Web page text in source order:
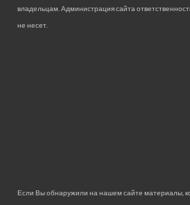
владельцам. Администрация сайта
не несет.
Если Вы обнаружили на нашем сайте материалы,